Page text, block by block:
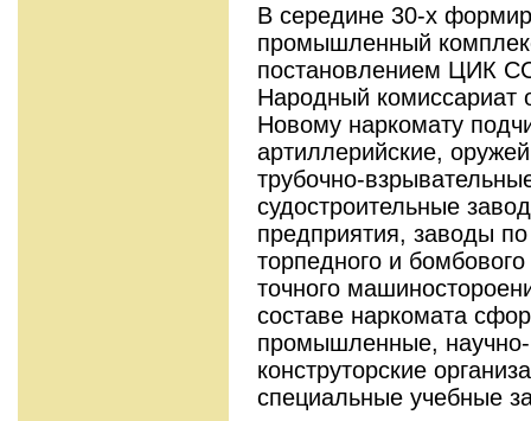
В середине 30-х
промышленный
постановлением ЦИК
Народный комиссариат
Новому наркомату
артиллерийские,
трубочно-
судостроительные
предприятия, заводы
торпедного и
точного
составе наркомата
промышленные, научно-
конструторские
специальные учебные